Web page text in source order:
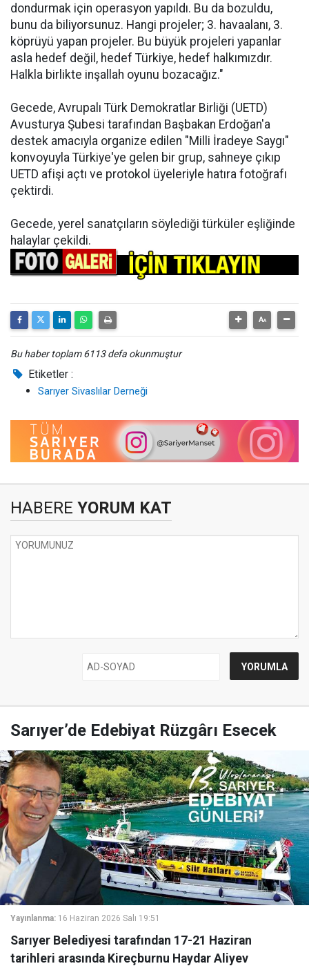
dondurmak için operasyon yapıldı. Bu da bozuldu,
bunu da biliyorsunuz. Hangi projeler; 3. havaalanı, 3.
köprüyü yapan projeler. Bu büyük projeleri yapanlar
asla hedef değil, hedef Türkiye, hedef halkımızdır.
Halkla birlikte inşallah oyunu bozacağız."
Gecede, Avrupalı Türk Demokratlar Birliği (UETD)
Avusturya Şubesi tarafından Başbakan Erdoğan'a
destek amacıyla organize edilen "Milli İradeye Saygı"
konvoyuyla Türkiye'ye gelen bir grup, sahneye çıkıp
UETD afişi açtı ve protokol üyeleriyle hatıra fotoğrafı
çektirdi.
Gecede, yerel sanatçıların söylediği türküler eşliğinde
halaylar çekildi.
Bu haber toplam 6113 defa okunmuştur
Etiketler :
Sarıyer Sivaslılar Derneği
HABERE YORUM KAT
Sarıyer’de Edebiyat Rüzgârı Esecek
Yayınlanma: 16 Haziran 2026 Salı 19:51
Sarıyer Belediyesi tarafından 17-21 Haziran
tarihleri arasında Kireçburnu Haydar Aliyev